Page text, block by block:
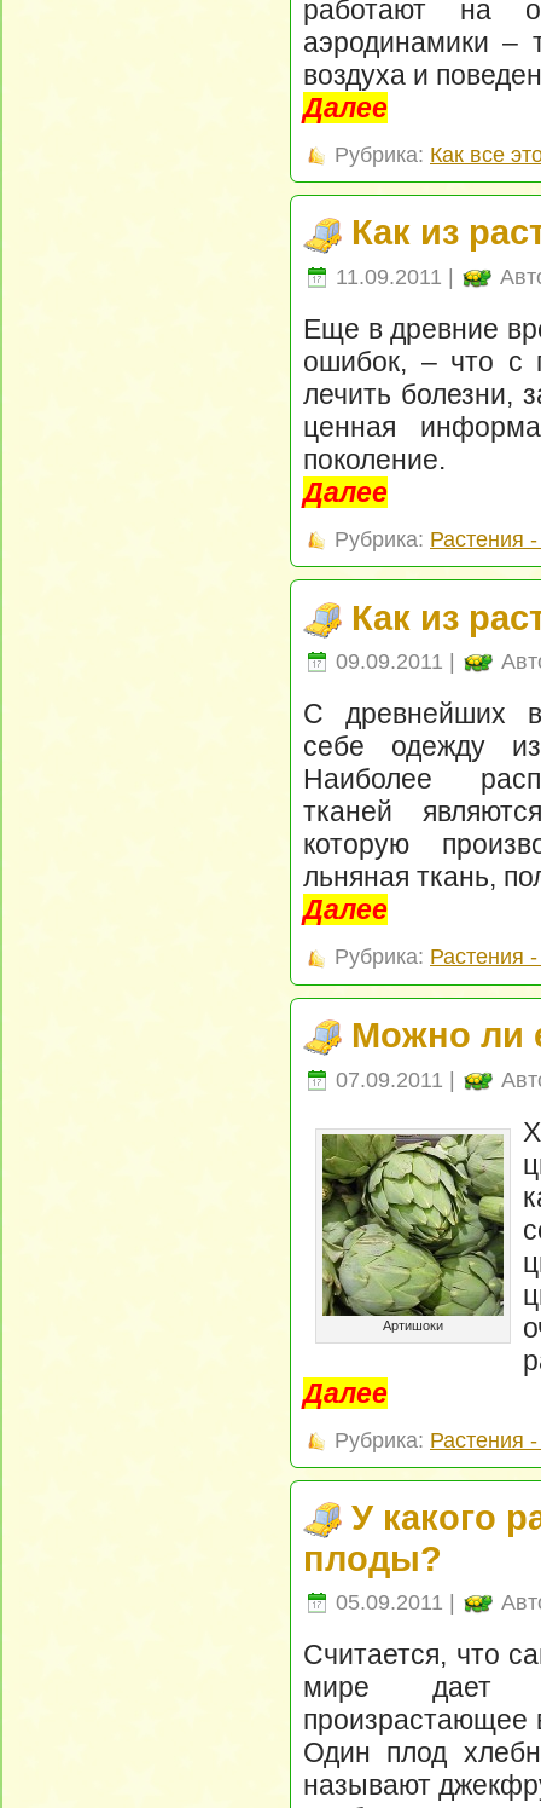
работают на
аэродинамики –
воздуха и
Далее
Рубрика: Как все
Как из
11.09.2011 |
Еще в древние
ошибок, – что с
лечить болезни,
ценная
поколение.
Далее
Рубрика: Растения
Как из
09.09.2011 |
С древнейших
себе одежду
Наиболее
тканей
которую
льняная ткань,
Далее
Рубрика: Растения
Можно ли
07.09.2011 |
Артишоки
Далее
Рубрика: Растения
У какого
плоды?
05.09.2011 |
Считается, что
мире дает
Один плод
называют